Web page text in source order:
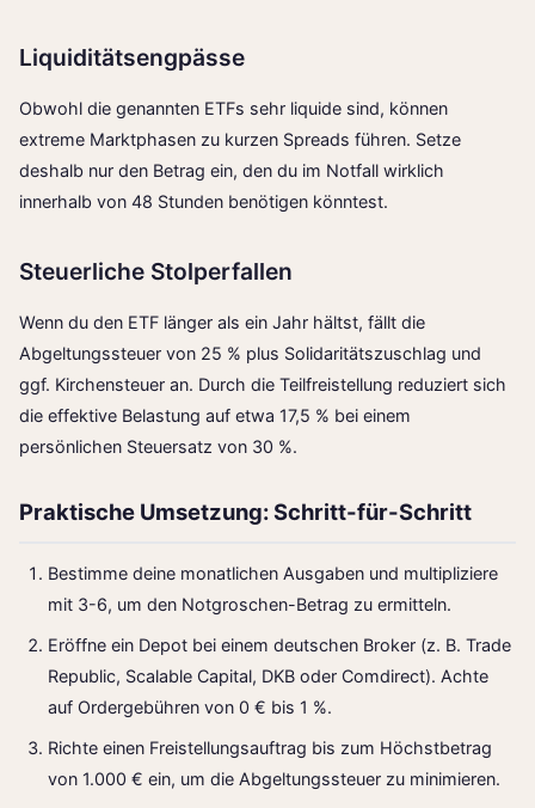
Liquiditätsengpässe
Obwohl die genannten ETFs sehr liquide sind, können
extreme Marktphasen zu kurzen Spreads führen. Setze
deshalb nur den Betrag ein, den du im Notfall wirklich
innerhalb von 48 Stunden benötigen könntest.
Steuerliche Stolperfallen
Wenn du den ETF länger als ein Jahr hältst, fällt die
Abgeltungssteuer von 25 % plus Solidaritätszuschlag und
ggf. Kirchensteuer an. Durch die Teilfreistellung reduziert sich
die effektive Belastung auf etwa 17,5 % bei einem
persönlichen Steuersatz von 30 %.
Praktische Umsetzung: Schritt-für-Schritt
Bestimme deine monatlichen Ausgaben und multipliziere
mit 3-6, um den Notgroschen-Betrag zu ermitteln.
Eröffne ein Depot bei einem deutschen Broker (z. B. Trade
Republic, Scalable Capital, DKB oder Comdirect). Achte
auf Ordergebühren von 0 € bis 1 %.
Richte einen Freistellungsauftrag bis zum Höchstbetrag
von 1.000 € ein, um die Abgeltungssteuer zu minimieren.